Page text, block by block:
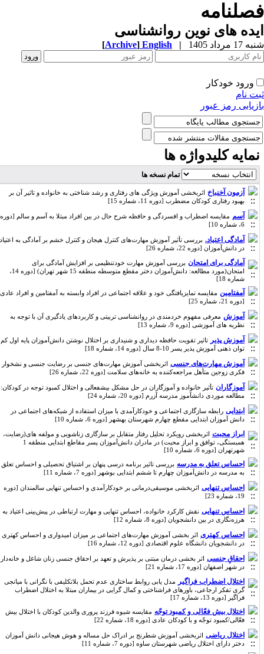
های نوین روانشناسی
مرداد 1405 |
English
[Archive]
ورود خودکار
نام
رمز عبور
کلیدواژه ها
تمام نسخه ها
آزمون آخنباخ اثربخشی آموزش ویژگی های رفتاری و رشد شناختی به خانواده و تاثیر آن بر
بهبود رفتاری کودکان مضطرب [دوره 11، شماره 15]
آسم مقایسه اضطراب و افسردگی و حافظه شرح حال در بین افراد مبتلا به آسم و سالم [دوره
6، شماره 10]
آمادگی اعتیاد. بررسی تأثیر آموزش مهارت‌های کنترل هیجان و کنترل خشم بر آمادگی به اعتیاد
در دانش‌آموزان [دوره 22، شماره 26]
آمادگی برای امتحان بررسی آموزش مهارت خودتنظیمی بر افزایش آمادگی برای
امتحان(مورد مطالعه: دانش‌آموزان دختر مقطع متوسطه منطقه 15 شهر تهران) [دوره 14،
شماره 18]
آمفتامین مقایسه تمایزیافتگی خود و علاقه اجتماعی در افراد وابسته به آمفتامین و افراد عادی
[دوره 21، شماره 25]
آموزش معرفی مفهوم خردمندی در روانشناسی تربیتی و کاربردهای یادگیری آن با توجه به
نظریه های آموزشی [دوره 9، شماره 13]
آموزش پذیر تاثیر تقویت حافظه دیداری و شنیداری بر اختلال نوشتن دانش‌آموزان پایه اول کم
توان ذهنی آموزش پذیر پسر 10-8 سال [دوره 14، شماره 18]
آموزش مهارت‌های جنسی اثربخشی آموزش مهارت‌های جنسی بر رضایت جنسی و نشخوار
فکری زوجین متأهل مراجعه‌کننده به خانه‌های سلامت [دوره 22، شماره 26]
آموزگاران
تأثیر خانواده و آموزگاران در حل مشکل بیش‎فعالی و اختلال کمبود توجه در کودکان:
مطالعه موردی دانش‎آموز مدرسه آزرم [دوره 20، شماره 24]
ابتدایی رابطه سازگاری اجتماعی و خودکارآمدی با میزان استفاده از شبکه‌های اجتماعی در
دانش آموزان ابتدایی مقطع چهارم شهرستان بهشهر [دوره 6، شماره 10]
ابراز محبت اثربخشی رویکرد تحلیل رفتار متقابل بر سازگاری زناشویی و مولفه های(رضایت،
همبستگی، توافق و ابراز محبت) در مادران دانش‌آموزان پسر مقاطع ابتدایی منطقه 1
شهرتهران [دوره 6، شماره 10]
احساس تعلق به مدرسه بررسی تاثیر برنامه درسی پنهان بر اشتیاق تحصیلی و احساس تعلق
به مدرسه در دانش‌آموزان چهارم تا ششم ابتدایی بوشهر [دوره 7، شماره 11]
احساس تنهایی اثربخشی موسیقی‌درمانی بر خودکارآمدی و احساس تنهایی سالمندان [دوره
19، شماره 23]
احساس تنهایی نقش کارکرد خانواده، احساس تنهایی و مهارت ارتباطی در پیش‌بینی اعتیاد به
هرزه‌نگاری در بین دانشجویان [دوره 8، شماره 12]
احساس کهتری اثر بخشی آموزش مهارت‌های اجتماعی بر میزان امیدواری و احساس کهتری
در دانشجویان دانشگاه علوم اقتصادی [دوره 12، شماره 16]
احقاقِ جنسی اثر بخشی درمان مبتنی بر پذیرش و تعهد بر احقاق جنسی زنان شاغل و خانه‌دار
در شهر اصفهان [دوره 17، شماره 21]
اختلال اضطراب فراگیر مدل یابی روابط ساختاری عدم تحمل بلاتکلیفی با نگرانی با میانجی
گری تفکر ارجاعی، باورهای فراشناختی و کمال گرایی در بیماران مبتلا به اختلال اضطراب
فراگیر [دوره 13، شماره 17]
اختلال بیش فعّالی و کمبود توجّه مقایسه شیوه فرزند پروری والدین کودکان با اختلال بیش
فعّالی/کمبود توجّه و با کودکان عادی [دوره 18، شماره 22]
اختلال ریاضی اثربخشی آموزش شطرنج بر ادراک حل مساله و هوش هیجانی دانش آموزان
دختر دارای اختلال ریاضی شهرستان ساوه [دوره 7، شماره 11]